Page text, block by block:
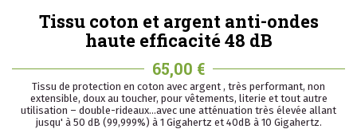
Tissu coton et argent anti-ondes
haute efficacité 48 dB
65,00 €
Tissu de protection en coton avec argent , très performant, non
extensible, doux au toucher, pour vêtements, literie et tout autre
utilisation – double-rideaux…avec une atténuation très élevée allant
jusqu' à 50 dB (99,999%) à 1 Gigahertz et 40dB à 10 Gigahertz.